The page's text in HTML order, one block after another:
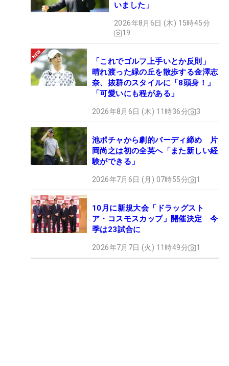
いました」
2026年8月6日 (木) 15時45分
19
「これでゴルフ上手いとか反則」
晴れ渡った緑の丘を散歩する金澤志
奈、抜群のスタイルに「8頭身！」
「可愛いにも程がある」
2026年8月6日 (木) 11時36分 3
池ポチャから劇的バーディ締め 片
岡尚之は初の全英へ「また新しい経
験ができる」
2026年7月6日 (月) 07時55分 1
10月に新規大会「ドラッグスト
ア・コスモスカップ」開催決定 今
季は23試合に
2026年7月7日 (火) 11時49分 1